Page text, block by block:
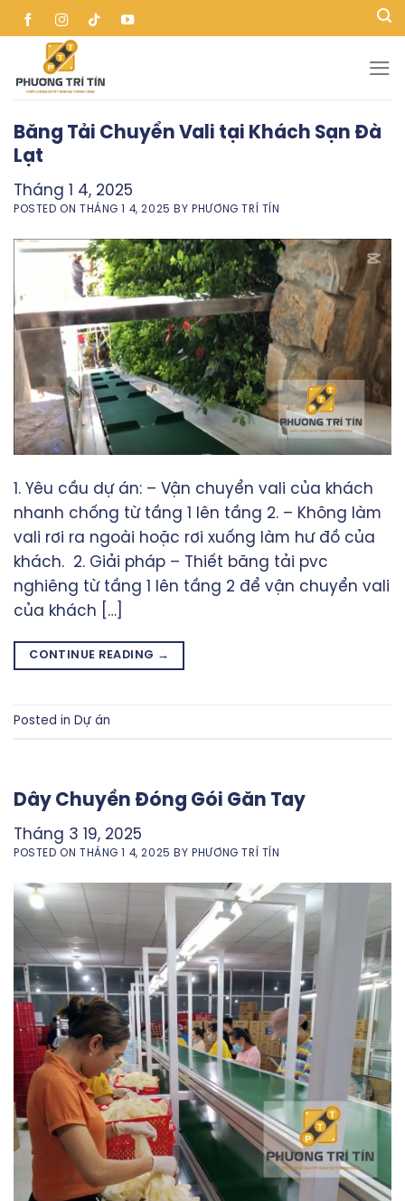
Skip
to
content
Băng Tải Chuyển Vali tại Khách Sạn Đà
Lạt
Tháng 1 4, 2025
POSTED ON THÁNG 1 4, 2025 BY PHƯƠNG TRÍ TÍN
1. Yêu cầu dự án: – Vận chuyển vali của khách
nhanh chống từ tầng 1 lên tầng 2. – Không làm
vali rơi ra ngoài hoặc rơi xuống làm hư đồ của
khách. 2. Giải pháp – Thiết băng tải pvc
nghiêng từ tầng 1 lên tầng 2 để vận chuyển vali
của khách […]
CONTINUE READING →
Posted in Dự án
Dây Chuyền Đóng Gói Găn Tay
Tháng 3 19, 2025
POSTED ON THÁNG 1 4, 2025 BY PHƯƠNG TRÍ TÍN